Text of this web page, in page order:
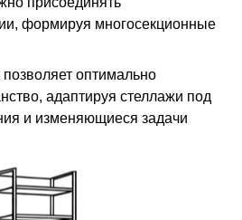
формируя многосекционные
оптимально
адаптируя стеллажи под
и изменяющиеся задачи